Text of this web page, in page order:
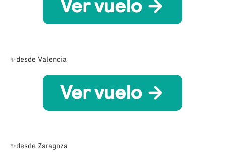
✨desde Valencia
✨desde Zaragoza